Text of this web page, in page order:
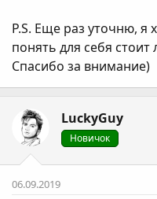
P.S. Еще раз уточню, я
понять для себя стоит
Спасибо за внимание)
LuckyGuy
Новичок
06.09.2019